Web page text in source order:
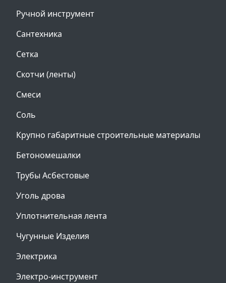
Ручной инструмент
Сантехника
Сетка
Скотчи (ленты)
Смеси
Соль
Крупно габаритные строительные материалы
Бетономешалки
Трубы Асбестовые
Уголь дрова
Уплотнительная лента
Чугунные Изделия
Электрика
Электро-инструмент